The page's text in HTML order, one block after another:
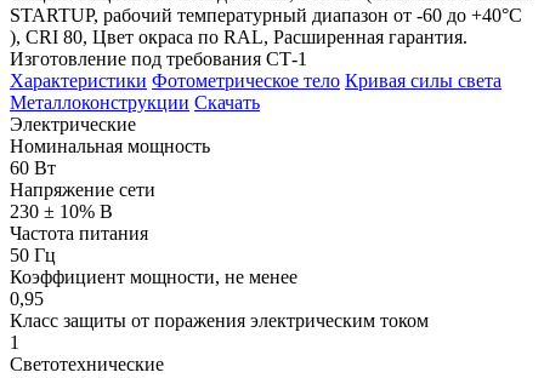
STARTUP, рабочий температурный диапазон от -60 до +40°С
), CRI 80, Цвет окраса по RAL, Расширенная гарантия.
Изготовление под требования СТ-1
Характеристики Фотометрическое тело Кривая силы света
Металлоконструкции Скачать
Электрические
Номинальная мощность
60 Вт
Напряжение сети
230 ± 10% В
Частота питания
50 Гц
Коэффициент мощности, не менее
0,95
Класс защиты от поражения электрическим током
1
Светотехнические